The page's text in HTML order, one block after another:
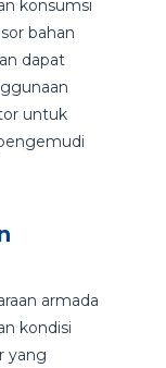
konsumsi
bahan
dapat
untuk
armada
kondisi
yang